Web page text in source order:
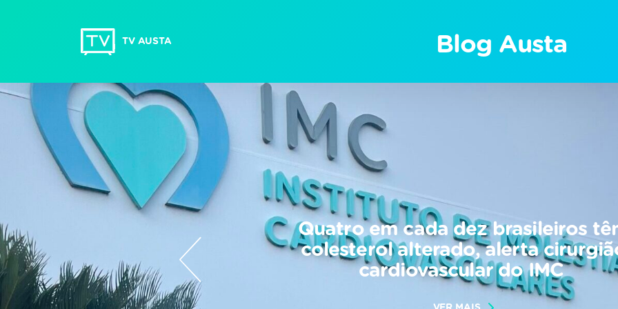
TV AUSTA Blog Austa
Quatro em cada dez brasileiros
colesterol alterado, alerta
cardiovascular do IMC